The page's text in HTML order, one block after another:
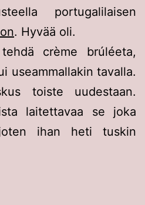
portugalilaisen
. Hyvää oli.
tehdä crème brúléeta,
useammallakin tavalla.
toiste uudestaan.
laitettavaa se joka
ihan heti tuskin